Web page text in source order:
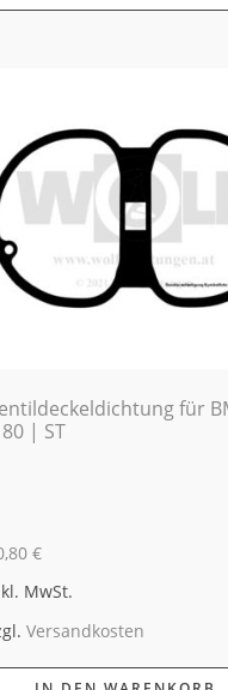
für
80 | ST
€
MwSt.
Versandkosten